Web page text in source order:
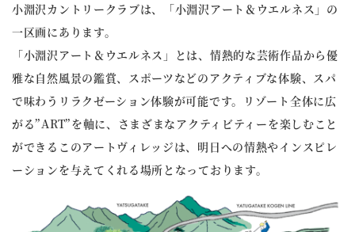
小淵沢カントリークラブは、「小淵沢アート＆ウエルネス」の
一区画にあります。
「小淵沢アート＆ウエルネス」とは、情熱的な芸術作品から優
雅な自然風景の鑑賞、スポーツなどのアクティブな体験、スパ
で味わうリラクゼーション体験が可能です。リゾート全体に広
がる”ART”を軸に、さまざまなアクティビティーを楽しむこと
ができるこのアートヴィレッジは、明日への情熱やインスピレ
ーションを与えてくれる場所となっております。